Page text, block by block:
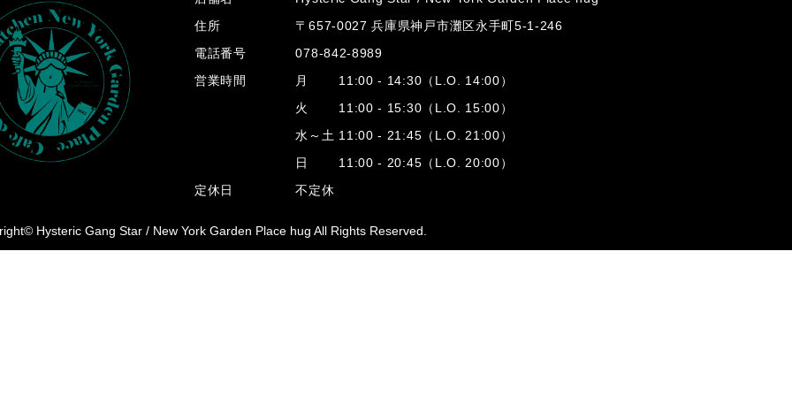
住所
〒657-0027 兵庫県神戸市灘区永手町5-1-246
電話番号
078-842-8989
営業時間
月 11:00 - 14:30（L.O. 14:00）
火 11:00 - 15:30（L.O. 15:00）
水～土 11:00 - 21:45（L.O. 21:00）
日 11:00 - 20:45（L.O. 20:00）
定休日
不定休
Hysteric Gang Star / New York Garden Place hug All Rights Reserved.